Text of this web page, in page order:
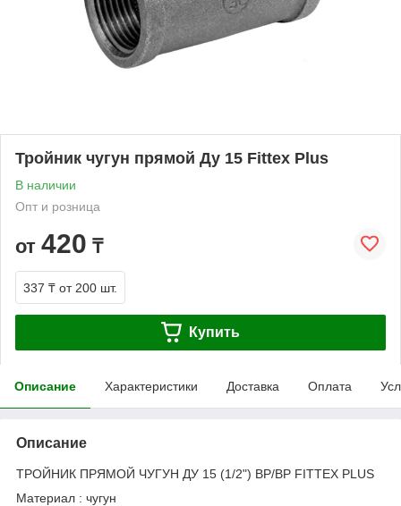
Тройник чугун прямой Ду 15 Fittex Plus
В наличии
Опт и розница
от 420 ₸
337 ₸ от 200 шт.
Купить
Описание Характеристики Доставка Оплата
Описание
ТРОЙНИК ПРЯМОЙ ЧУГУН ДУ 15 (1/2") ВР/ВР FITTEX PLUS
Материал : чугун